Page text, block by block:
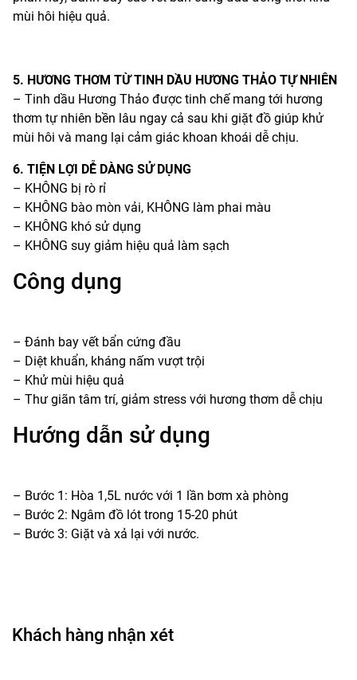
mùi hôi hiệu quả.
5. HƯƠNG THƠM TỪ TINH DẦU HƯƠNG THẢO TỰ NHIÊN
– Tinh dầu Hương Thảo được tinh chế mang tới hương
thơm tự nhiên bền lâu ngay cả sau khi giặt đồ giúp khử
mùi hôi và mang lại cảm giác khoan khoái dễ chịu.
6. TIỆN LỢI DỄ DÀNG SỬ DỤNG
– KHÔNG bị rò rỉ
– KHÔNG bào mòn vải, KHÔNG làm phai màu
– KHÔNG khó sử dụng
– KHÔNG suy giảm hiệu quả làm sạch
Công dụng
– Đánh bay vết bẩn cứng đầu
– Diệt khuẩn, kháng nấm vượt trội
– Khử mùi hiệu quả
– Thư giãn tâm trí, giảm stress với hương thơm dễ chịu
Hướng dẫn sử dụng
– Bước 1: Hòa 1,5L nước với 1 lần bơm xà phòng
– Bước 2: Ngâm đồ lót trong 15-20 phút
– Bước 3: Giặt và xả lại với nước.
Khách hàng nhận xét